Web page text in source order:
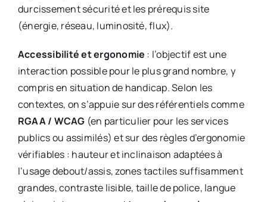
durcissement sécurité et les prérequis site
(énergie, réseau, luminosité, flux).
Accessibilité et ergonomie : l’objectif est une
interaction possible pour le plus grand nombre, y
compris en situation de handicap. Selon les
contextes, on s’appuie sur des référentiels comme
RGAA / WCAG (en particulier pour les services
publics ou assimilés) et sur des règles d’ergonomie
vérifiables : hauteur et inclinaison adaptées à
l’usage debout/assis, zones tactiles suffisamment
grandes, contraste lisible, taille de police, langue